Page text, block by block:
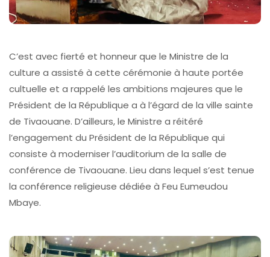
C’est avec fierté et honneur que le Ministre de la
culture a assisté à cette cérémonie à haute portée
cultuelle et a rappelé les ambitions majeures que le
Président de la République a à l’égard de la ville sainte
de Tivaouane. D’ailleurs, le Ministre a réitéré
l’engagement du Président de la République qui
consiste à moderniser l’auditorium de la salle de
conférence de Tivaouane. Lieu dans lequel s’est tenue
la conférence religieuse dédiée à Feu Eumeudou
Mbaye.